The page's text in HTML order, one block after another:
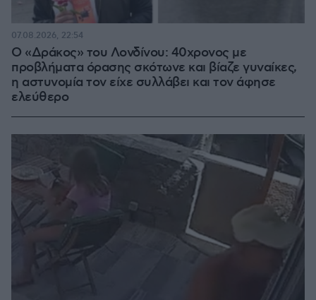
Ο «Δράκος» του Λονδίνου: 40χρονος με
προβλήματα όρασης σκότωνε και βίαζε γυναίκες,
η αστυνομία τον είχε συλλάβει και τον άφησε
ελεύθερο
07.08.2026, 22:54